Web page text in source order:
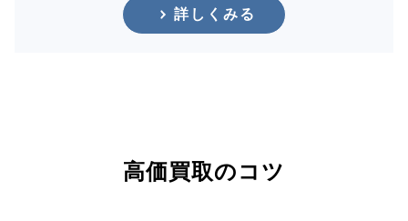
詳しくみる
高価買取のコツ